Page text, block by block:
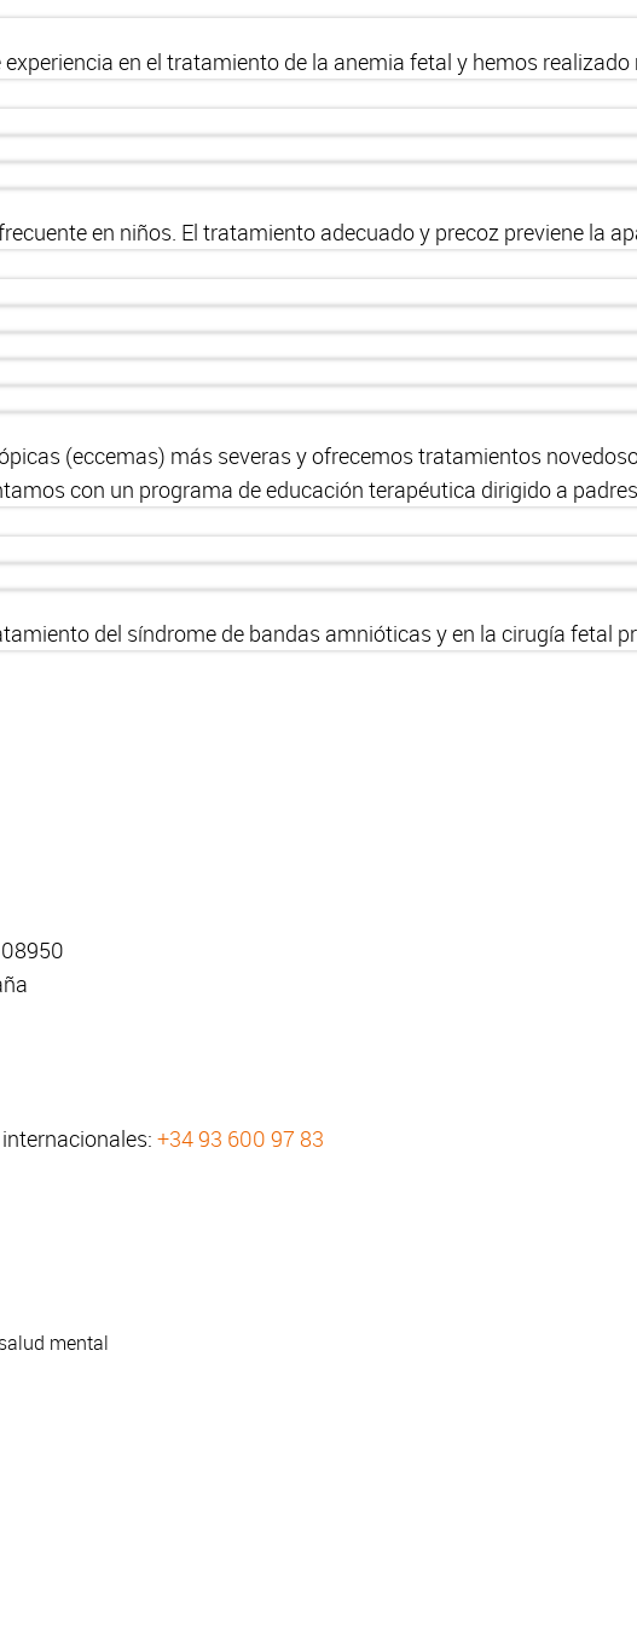
en el tratamiento de la anemia fetal y hemos
en niños. El tratamiento adecuado y precoz previene la
(eccemas) más severas y ofrecemos tratamientos
con un programa de educación terapéutica dirigido a
del síndrome de bandas amnióticas y en la cirugía fetal
+34 93 600 97 83
mental